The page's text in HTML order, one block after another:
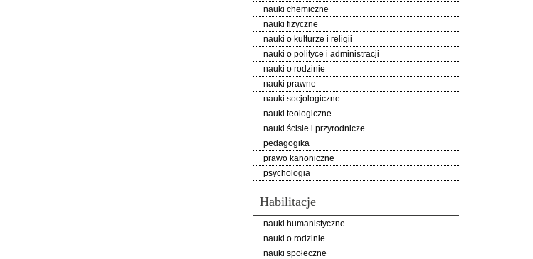
nauki chemiczne
nauki fizyczne
nauki o kulturze i religii
nauki o polityce i administracji
nauki o rodzinie
nauki prawne
nauki socjologiczne
nauki teologiczne
nauki ścisłe i przyrodnicze
pedagogika
prawo kanoniczne
psychologia
Habilitacje
nauki humanistyczne
nauki o rodzinie
nauki społeczne